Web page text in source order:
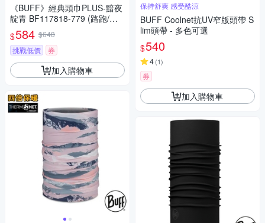
《BUFF》經典頭巾PLUS-黯夜
靛青 BF117818-779 (路跑/健
行/單車/爬山/吸濕排汗)
$584 $648
挑戰低價
券
加入購物車
保持舒爽 感受酷涼
BUFF Coolnet抗UV窄版頭帶 S
lim頭帶 - 多色可選
$540
4(1)
券
加入購物車